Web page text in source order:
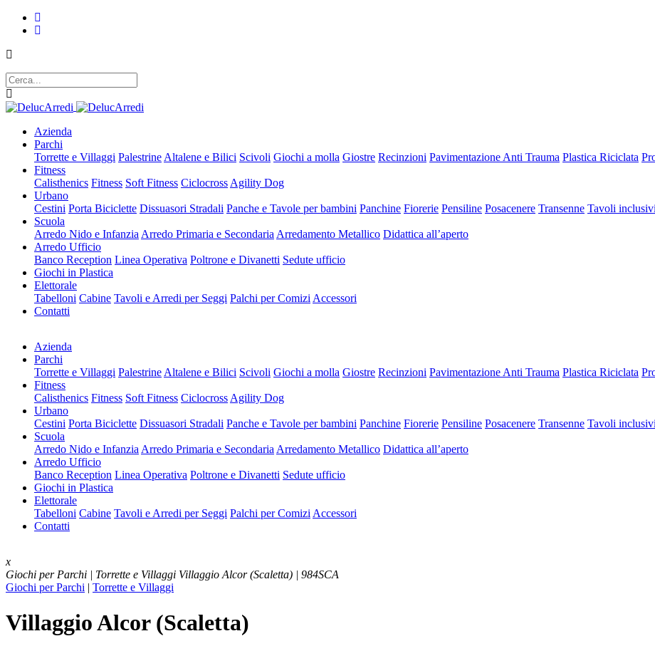
Azienda
Parchi
Torrette e Villaggi Palestrine Altalene e Bilici Scivoli Giochi a molla Giostre Recinzioni Pavimentazione Anti Trauma Plastica Riciclata
Fitness
Calisthenics Fitness Soft Fitness Ciclocross Agility Dog
Urbano
Cestini Porta Biciclette Dissuasori Stradali Panche e Tavole per bambini Panchine Fiorerie Pensiline Posacenere Transenne Tavoli
Scuola
Arredo Nido e Infanzia Arredo Primaria e Secondaria Arredamento Metallico Didattica all’aperto
Arredo Ufficio
Banco Reception Linea Operativa Poltrone e Divanetti Sedute ufficio
Giochi in Plastica
Elettorale
Tabelloni Cabine Tavoli e Arredi per Seggi Palchi per Comizi Accessori
Contatti
Azienda
Parchi
Torrette e Villaggi Palestrine Altalene e Bilici Scivoli Giochi a molla Giostre Recinzioni Pavimentazione Anti Trauma Plastica Riciclata
Fitness
Calisthenics Fitness Soft Fitness Ciclocross Agility Dog
Urbano
Cestini Porta Biciclette Dissuasori Stradali Panche e Tavole per bambini Panchine Fiorerie Pensiline Posacenere Transenne Tavoli
Scuola
Arredo Nido e Infanzia Arredo Primaria e Secondaria Arredamento Metallico Didattica all’aperto
Arredo Ufficio
Banco Reception Linea Operativa Poltrone e Divanetti Sedute ufficio
Giochi in Plastica
Elettorale
Tabelloni Cabine Tavoli e Arredi per Seggi Palchi per Comizi Accessori
Contatti
x
Giochi per Parchi | Torrette e Villaggi Villaggio Alcor (Scaletta) | 984SCA
Giochi per Parchi | Torrette e Villaggi
Villaggio Alcor (Scaletta)